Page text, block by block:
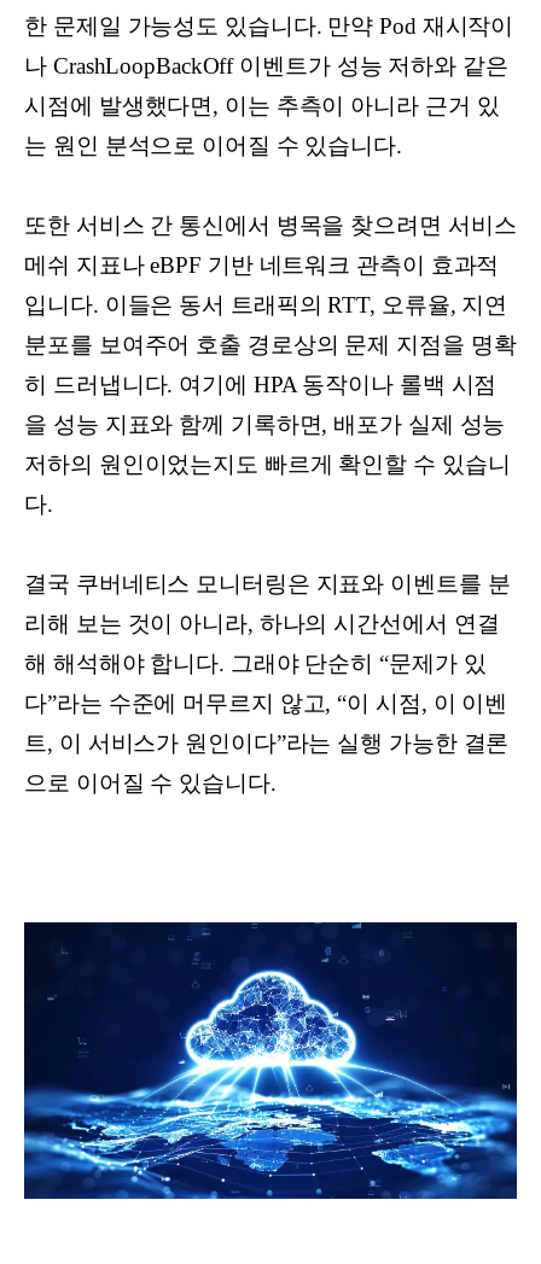
한 문제일 가능성도 있습니다. 만약 Pod 재시작이
나 CrashLoopBackOff 이벤트가 성능 저하와 같은
시점에 발생했다면, 이는 추측이 아니라 근거 있
는 원인 분석으로 이어질 수 있습니다.
또한 서비스 간 통신에서 병목을 찾으려면 서비스
메쉬 지표나 eBPF 기반 네트워크 관측이 효과적
입니다. 이들은 동서 트래픽의 RTT, 오류율, 지연
분포를 보여주어 호출 경로상의 문제 지점을 명확
히 드러냅니다. 여기에 HPA 동작이나 롤백 시점
을 성능 지표와 함께 기록하면, 배포가 실제 성능
저하의 원인이었는지도 빠르게 확인할 수 있습니
다.
결국 쿠버네티스 모니터링은 지표와 이벤트를 분
리해 보는 것이 아니라, 하나의 시간선에서 연결
해 해석해야 합니다. 그래야 단순히 “문제가 있
다”라는 수준에 머무르지 않고, “이 시점, 이 이벤
트, 이 서비스가 원인이다”라는 실행 가능한 결론
으로 이어질 수 있습니다.